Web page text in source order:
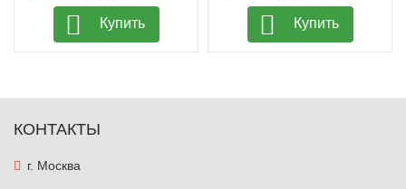
Купить Купить
КОНТАКТЫ
г. Москва